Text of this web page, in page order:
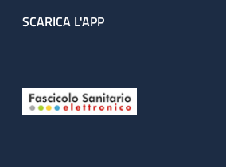
SCARICA L'APP